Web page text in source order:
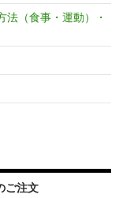
（食事・運動）・
ご注文